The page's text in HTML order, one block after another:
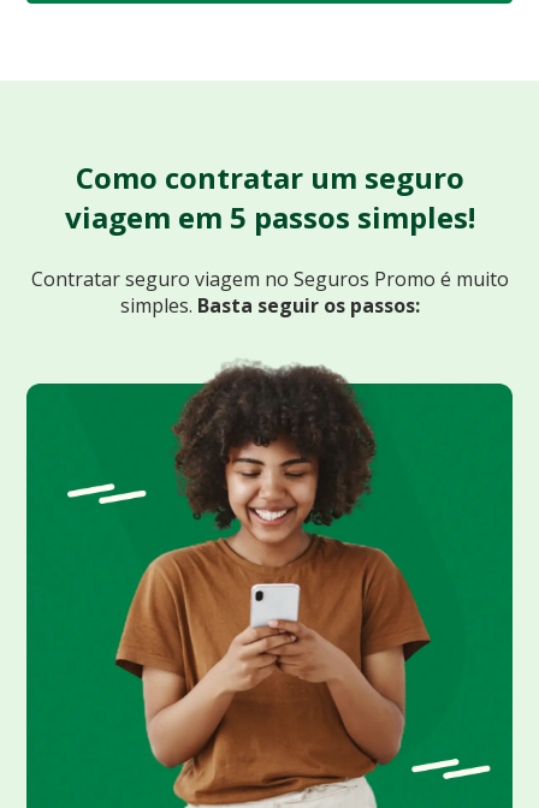
Como contratar um seguro
viagem em 5 passos simples!
Contratar seguro viagem no Seguros Promo é muito
simples. Basta seguir os passos: